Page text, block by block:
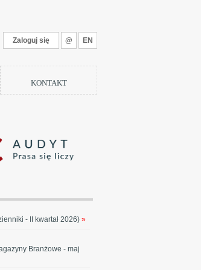
Zaloguj się @ EN
KONTAKT
- II kwartał 2026) »
Branżowe - maj